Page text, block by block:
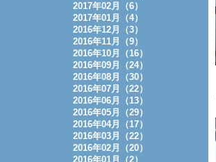
2017年02月（6）
2017年01月（4）
2016年12月（3）
2016年11月（9）
2016年10月（16）
2016年09月（24）
2016年08月（30）
2016年07月（22）
2016年06月（13）
2016年05月（29）
2016年04月（17）
2016年03月（22）
2016年02月（20）
2016年01月（2）